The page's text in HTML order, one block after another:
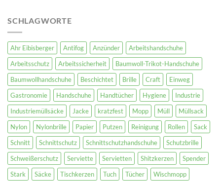
SCHLAGWORTE
Ahr Eibisberger Antifog Anzünder
Arbeitshandschuhe
Arbeitsschutz
Arbeitssicherheit
Baumwoll-Trikot-Handschuhe
Baumwollhandschuhe
Beschichtet Brille Craft
Einweg
Gastronomie
Handschuhe Handtücher Hygiene
Industrie
Industriemüllsäcke
Jacke kratzfest Mopp Müll
Müllsack
Nylon
Nylonbrille Papier Putzen Reinigung Rollen
Sack
Schnitt
Schnittschutz Schnittschutzhandschuhe
Schutzbrille
Schweißerschutz
Serviette Servietten Shitzkerzen
Spender
Stark
Säcke Tischkerzen Tuch Tücher Wischmopp